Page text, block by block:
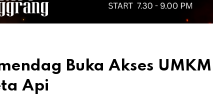
Buka Akses
Api